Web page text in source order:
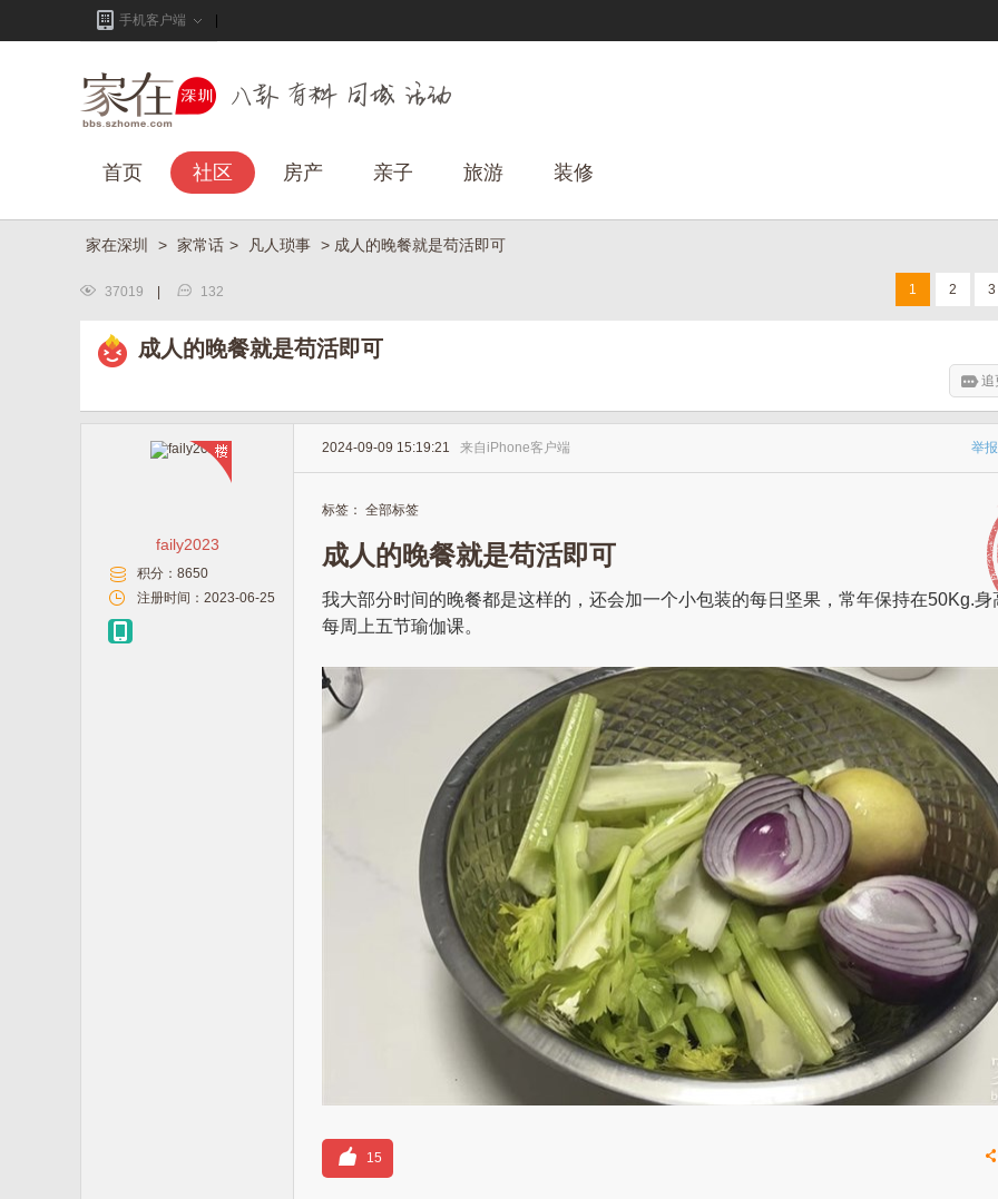
手机客户端
首页 社区 房产 亲子 旅游 装修
家在深圳 > 家常话 > 凡人琐事 > 成人的晚餐就是苟活即可
1 2 3
37019 132
成人的晚餐就是苟活即可
追
faily2023
积分： 8650
注册时间： 2023-06-25
举报
2024-09-09 15:19:21 来自 iPhone客户端
标签： 全部标签
成人的晚餐就是苟活即可
我大部分时间的晚餐都是这样的，还会加一个小包装的每日坚果，常年保持在50Kg.身
每周上五节瑜伽课。
15